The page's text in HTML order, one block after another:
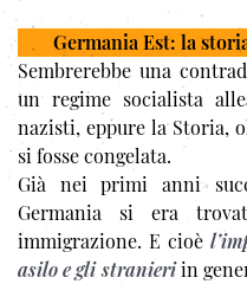
Germania Est: la
Sembrerebbe una
un regime socialista
nazisti, eppure la Storia,
si fosse congelata.
Già nei primi anni
Germania si era
immigrazione. E cioè
asilo e gli stranieriin